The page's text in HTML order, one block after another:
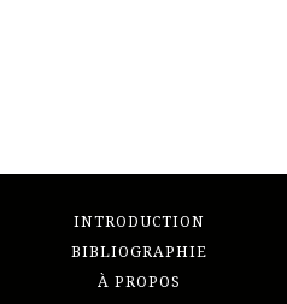
INTRODUCTION
BIBLIOGRAPHIE
À PROPOS